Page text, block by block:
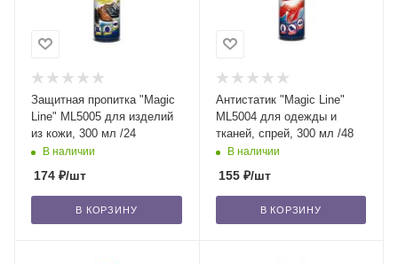
Защитная пропитка "Magic
Line" ML5005 для изделий
из кожи, 300 мл /24
В наличии
174 ₽/шт
В КОРЗИНУ
Антистатик "Magic Line"
ML5004 для одежды и
тканей, спрей, 300 мл /48
В наличии
155₽/шт
В КОРЗИНУ